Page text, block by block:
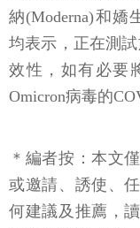
納(Moderna)和嬌
均表示，正在測
效性，如有必要
Omicron病毒的
＊編者按：本文
或邀請、誘使、
何建議及推薦，